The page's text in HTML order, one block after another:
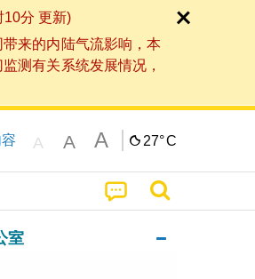
分 更新)
来的内陆气流影响，本
测有关系统发展情况，
A A A 27°C
室